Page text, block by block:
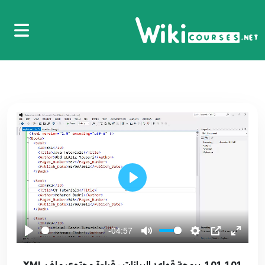
-04:57
Play
1
01.1. تحميل وتنصيب واستكشاف الفيجوال ستوديو
2012 بالإضافة إلى شرح مفهوم البرمجة.
12:17
02.2. المتغيرات، الثوابت، التعليقات، الإدخال والإخراج -
11:58